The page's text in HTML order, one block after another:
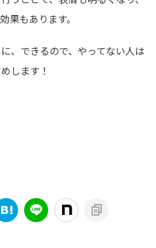
果もあります。
、できるので、やってない人は
します！